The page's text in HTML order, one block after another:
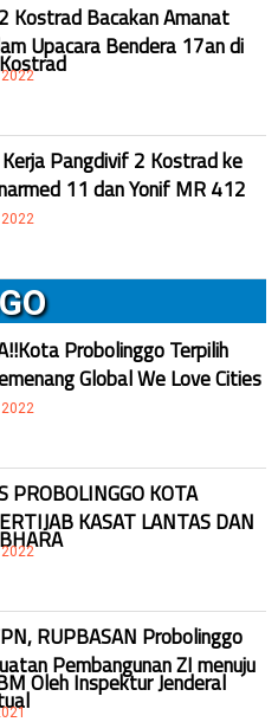
Kostrad Bacakan Amanat
Upacara Bendera 17an di
2022
Kerja Pangdivif 2 Kostrad ke
11 dan Yonif MR 412
Probolinggo Terpilih
Global We Love Cities
2022
PROBOLINGGO KOTA
KASAT LANTAS DAN
2022
RUPBASAN Probolinggo
Pembangunan ZI menuju
Oleh Inspektur Jenderal